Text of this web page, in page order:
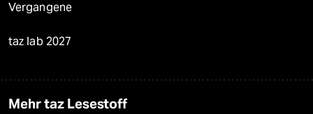
Vergangene
taz lab 2027
Mehr taz Lesestoff